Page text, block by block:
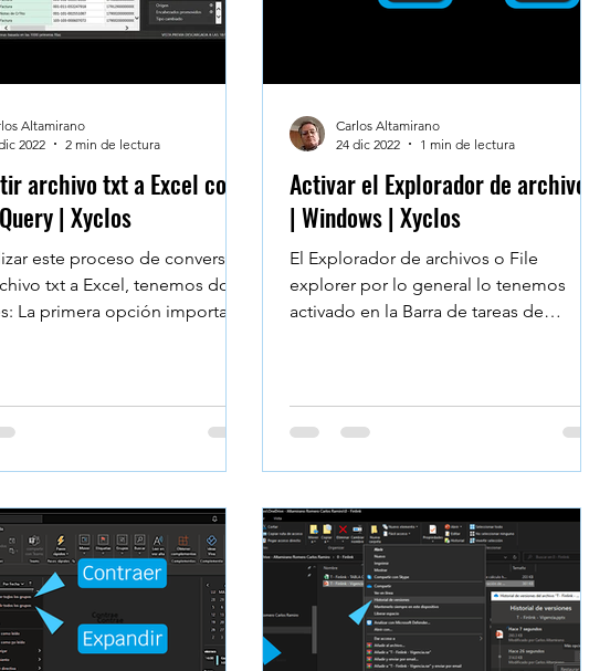
archivo txt a Excel con
| Xyclos
este proceso de conversión
txt a Excel, tenemos dos
La primera opción importar
Altamirano
2022
2 min de lectura
Activar el Explorador de archivos
| Windows | Xyclos
El Explorador de archivos o File
explorer por lo general lo tenemos
activado en la Barra de tareas de
Carlos Altamirano
24 dic 2022
1 min de lectura